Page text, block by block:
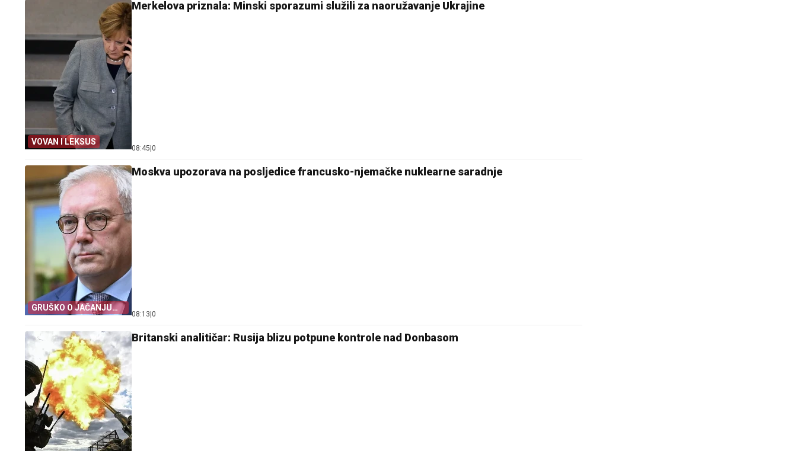
VOVAN I LEKSUS
Merkelova priznala: Minski sporazumi služili za naoružavanje Ukrajine
08:45 0
GRUŠKO O JAČANJU
NJEMAČKE
Moskva upozorava na posljedice francusko-njemačke nuklearne saradnje
08:13 0
Britanski analitičar: Rusija blizu potpune kontrole nad Donbasom